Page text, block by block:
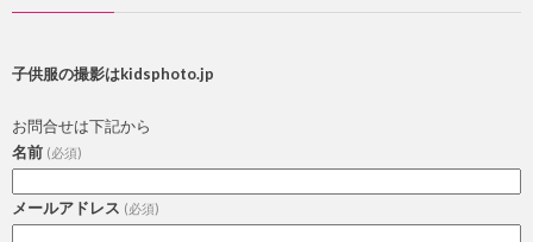
子供服の撮影はkidsphoto.jp
お問合せは下記から
名前 (必須)
メールアドレス (必須)